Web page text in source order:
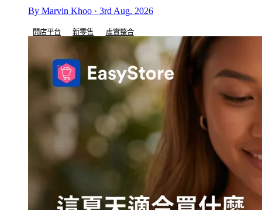
By Marvin Khoo · 3rd Aug, 2026
開店平台 新零售 虛實整合